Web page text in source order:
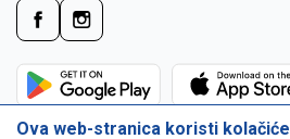
Ova web-stranica koristi kolačiće